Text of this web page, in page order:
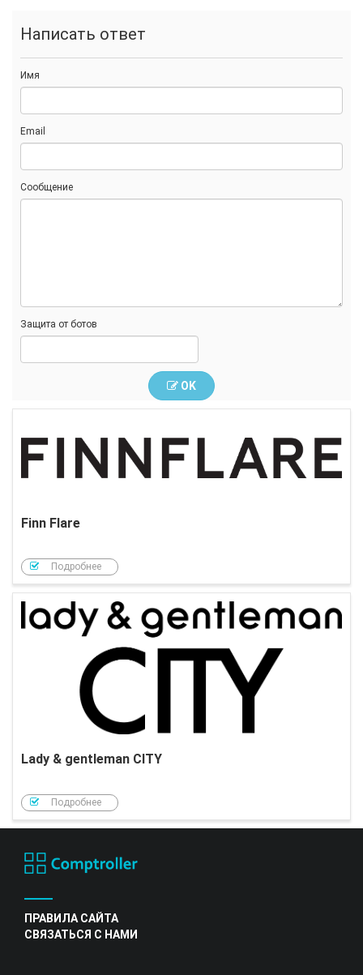
Написать ответ
Имя
Email
Сообщение
Защита от ботов
OK
Finn Flare
Подробнее
Lady & gentleman CITY
Подробнее
ПРАВИЛА САЙТА
СВЯЗАТЬСЯ С НАМИ